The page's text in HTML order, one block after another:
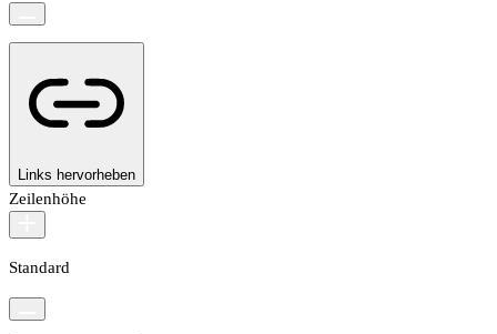
Links hervorheben
Zeilenhöhe
Standard